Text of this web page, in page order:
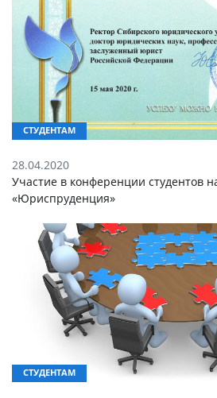
СТУДЕНТАМ
28.04.2020
Участие в конференции студентов
«Юриспруденция»
СТУДЕНТАМ